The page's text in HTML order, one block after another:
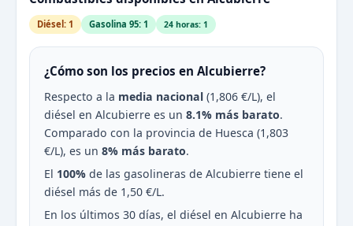
Diésel: 1 Gasolina 95: 1 24 horas: 1
¿Cómo son los precios en Alcubierre?
Respecto a la media nacional (1,806 €/L), el
diésel en Alcubierre es un 8.1% más barato.
Comparado con la provincia de Huesca (1,803
€/L), es un 8% más barato.
El 100% de las gasolineras de Alcubierre tiene el
diésel más de 1,50 €/L.
En los últimos 30 días, el diésel en Alcubierre ha